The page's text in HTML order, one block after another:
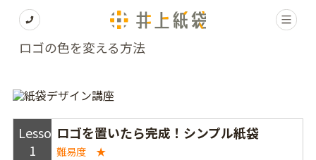
ロゴの色を変える方法
Lesson
1
ロゴを置いたら完成！シンプル紙袋
難易度 ★